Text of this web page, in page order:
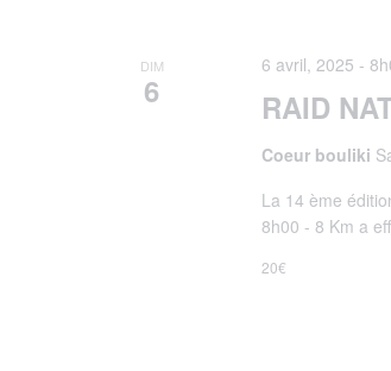
DIM
6 RAID
6 avril, 2025 -
Coeur bouliki
La 14 ème
8h00 - 8 Km a
20€